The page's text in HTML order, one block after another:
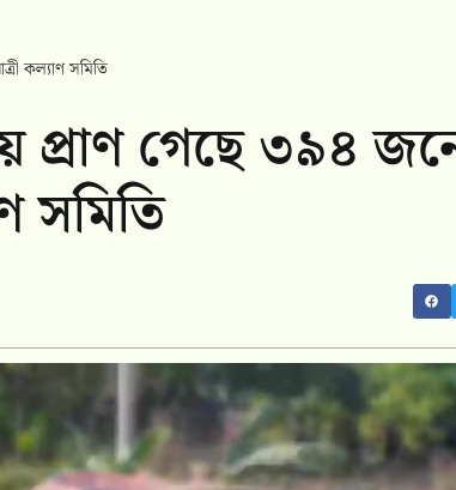
কল্যাণ সমিতি
প্রাণ গেছে ৩৯৪
সমিতি